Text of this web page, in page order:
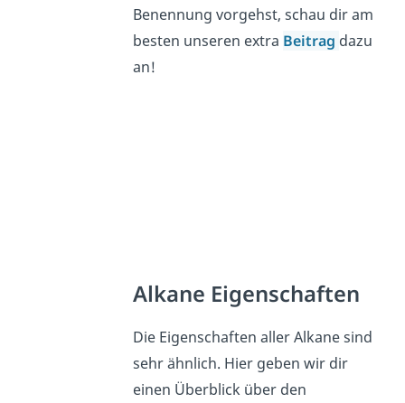
Benennung vorgehst, schau dir am
besten unseren extra Beitrag dazu
an!
Alkane Eigenschaften
Die Eigenschaften aller Alkane sind
sehr ähnlich. Hier geben wir dir
einen Überblick über den